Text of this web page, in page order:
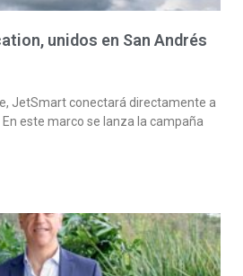
unidos en San Andrés
JetSmart conectará directamente a
este marco se lanza la campaña